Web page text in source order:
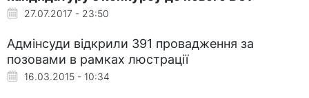
27.07.2017 - 23:50
Адмінсуди відкрили 391 провадження за
позовами в рамках люстрації
16.03.2015 - 10:34